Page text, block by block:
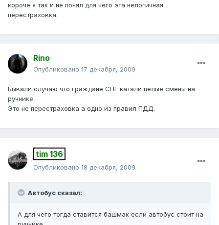
короче я так и не понял для чего эта нелогичная
перестраховка.
Rino
Опубликовано 17 декабря, 2009
Бывали случаю что граждане СНГ катали целые смены на
ручнике.
Это не перестраховка а одно из правил ПДД.
tim 136
Опубликовано 18 декабря, 2009
Автобус сказал:
А для чего тогда ставится башмак если автобус стоит на